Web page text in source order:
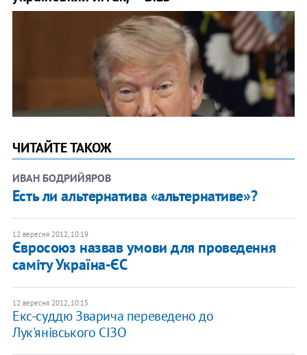
ЧИТАЙТЕ ТАКОЖ
ИВАН БОДРИЙЯРОВ
Есть ли альтернатива «альтернативе»?
12 вересня 2012, 10:19
Євросоюз назвав умови для проведення
саміту Україна-ЄС
12 вересня 2012, 10:15
Екс-суддю Зварича переведено до
Лук'янівського СІЗО